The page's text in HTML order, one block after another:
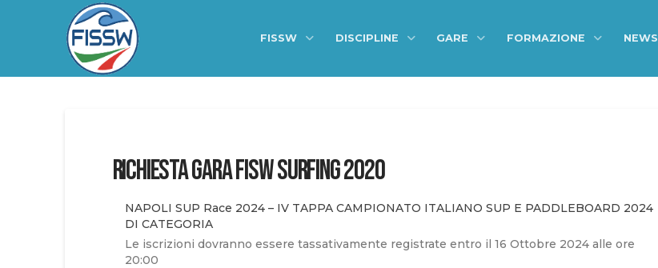
FISSW DISCIPLINE GARE FORMAZIONE NEWS
RICHIESTA GARA FISW SURFING 2020
NAPOLI SUP Race 2024 – IV TAPPA CAMPIONATO ITALIANO SUP E PADDLEBOARD 2024
DI CATEGORIA
Le iscrizioni dovranno essere tassativamente registrate entro il 16 Ottobre 2024 alle ore
20:00